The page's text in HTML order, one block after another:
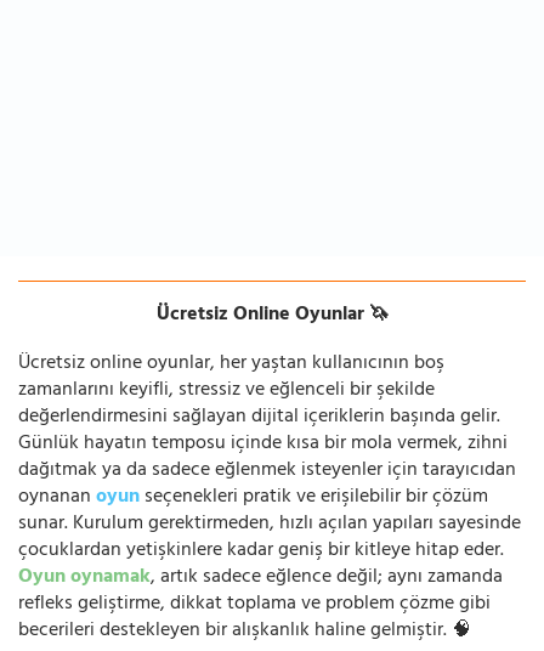
Ücretsiz Online Oyunlar 🦄
Ücretsiz online oyunlar, her yaştan kullanıcının boş
zamanlarını keyifli, stressiz ve eğlenceli bir şekilde
değerlendirmesini sağlayan dijital içeriklerin başında gelir.
Günlük hayatın temposu içinde kısa bir mola vermek, zihni
dağıtmak ya da sadece eğlenmek isteyenler için tarayıcıdan
oynananoyunseçenekleri pratik ve erişilebilir bir çözüm
sunar. Kurulum gerektirmeden, hızlı açılan yapıları sayesinde
çocuklardan yetişkinlere kadar geniş bir kitleye hitap eder.
Oyun oynamak, artık sadece eğlence değil; aynı zamanda
refleks geliştirme, dikkat toplama ve problem çözme gibi
becerileri destekleyen bir alışkanlık haline gelmiştir. 🧠